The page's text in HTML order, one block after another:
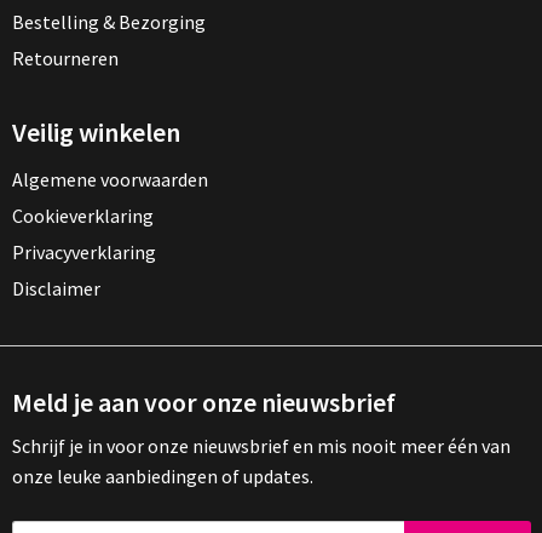
Bestelling & Bezorging
Retourneren
Veilig winkelen
Algemene voorwaarden
Cookieverklaring
Privacyverklaring
Disclaimer
Meld je aan voor onze nieuwsbrief
Schrijf je in voor onze nieuwsbrief en mis nooit meer één van
onze leuke aanbiedingen of updates.